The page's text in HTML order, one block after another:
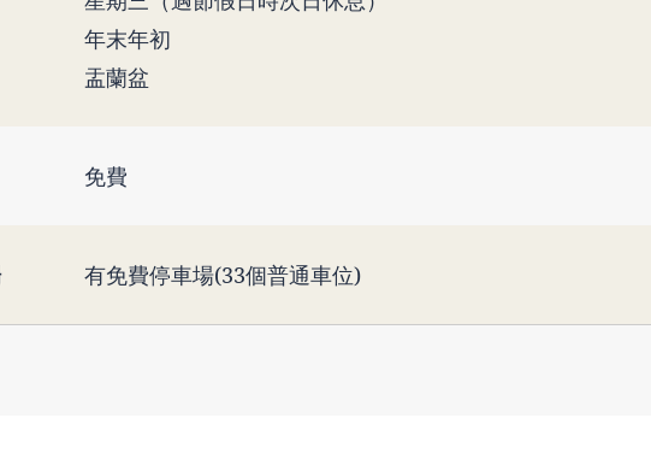
年末年初
盂蘭盆
免費
有免費停車場(33個普通車位)